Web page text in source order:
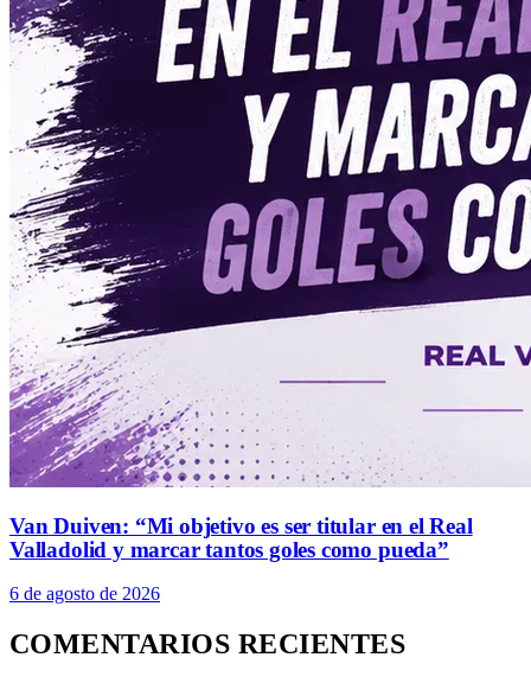
Van Duiven: “Mi objetivo es ser titular en el Real
Valladolid y marcar tantos goles como pueda”
6 de agosto de 2026
COMENTARIOS RECIENTES